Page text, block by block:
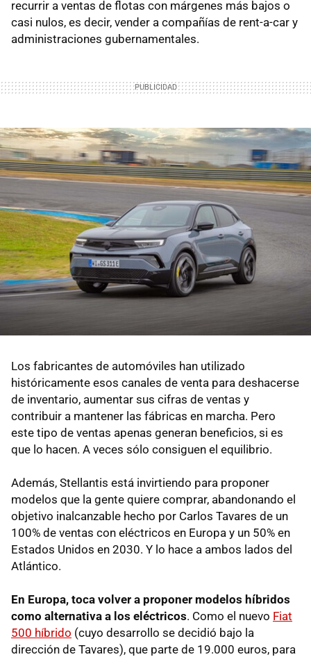
recurrir a ventas de flotas con márgenes más bajos o
casi nulos, es decir, vender a compañías de rent-a-car y
administraciones gubernamentales.
Los fabricantes de automóviles han utilizado
históricamente esos canales de venta para deshacerse
de inventario, aumentar sus cifras de ventas y
contribuir a mantener las fábricas en marcha. Pero
este tipo de ventas apenas generan beneficios, si es
que lo hacen. A veces sólo consiguen el equilibrio.
Además, Stellantis está invirtiendo para proponer
modelos que la gente quiere comprar, abandonando el
objetivo inalcanzable hecho por Carlos Tavares de un
100% de ventas con eléctricos en Europa y un 50% en
Estados Unidos en 2030. Y lo hace a ambos lados del
Atlántico.
En Europa, toca volver a proponer modelos híbridos
como alternativa a los eléctricos. Como el nuevo Fiat
500 híbrido (cuyo desarrollo se decidió bajo la
dirección de Tavares), que parte de 19.000 euros, para